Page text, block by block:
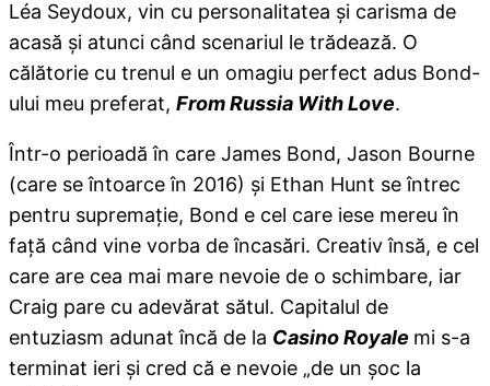
Léa Seydoux, vin cu personalitatea și carisma de
acasă și atunci când scenariul le trădează. O
călătorie cu trenul e un omagiu perfect adus Bond-
ului meu preferat, From Russia With Love.
Într-o perioadă în care James Bond, Jason Bourne
(care se întoarce în 2016) și Ethan Hunt se întrec
pentru supremație, Bond e cel care iese mereu în
față când vine vorba de încasări. Creativ însă, e cel
care are cea mai mare nevoie de o schimbare, iar
Craig pare cu adevărat sătul. Capitalul de
entuziasm adunat încă de la Casino Royale mi s-a
terminat ieri și cred că e nevoie „de un șoc la